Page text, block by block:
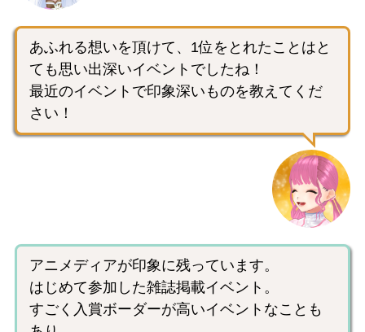
あふれる想いを頂けて、1位をとれたことはと
ても思い出深いイベントでしたね！
最近のイベントで印象深いものを教えてくだ
さい！
アニメディアが印象に残っています。
はじめて参加した雑誌掲載イベント。
すごく入賞ボーダーが高いイベントなことも